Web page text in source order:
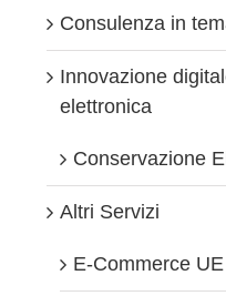
Consulenza in
Innovazione
elettronica
Conservazione
Altri Servizi
E-Commerce UE